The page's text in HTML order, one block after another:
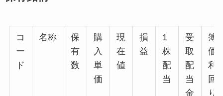
コ
ー
ド
名称
保
有
数
購
入
単
価
現
在
値
損
益
1
株
配
当
受
取
配
当
金
簿
価
利
回
り